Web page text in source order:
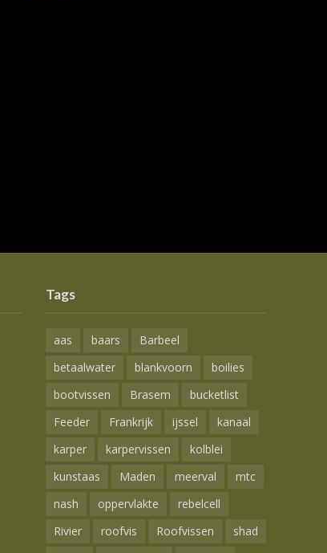
Tags
aas baars
Barbeel
betaalwater
blankvoorn
boilies
bootvissen
Brasem
bucketlist
Feeder
Frankrijk ijssel
kanaal
karper
karpervissen
kolblei
kunstaas
Maden meerval
mtc
nash
oppervlakte
rebelcell
Rivier
roofvis Roofvissen
shad